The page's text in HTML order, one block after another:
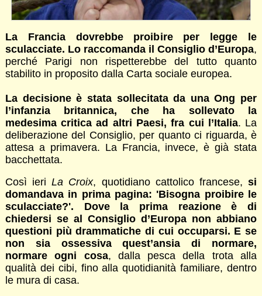
La Francia dovrebbe proibire per legge le
sculacciate. Lo raccomanda il Consiglio d’Europa,
perché Parigi non rispetterebbe del tutto quanto
stabilito in proposito dalla Carta sociale europea.
La decisione è stata sollecitata da una Ong per
l’infanzia britannica, che ha sollevato la
medesima critica ad altri Paesi, fra cui l’Italia. La
deliberazione del Consiglio, per quanto ci riguarda, è
attesa a primavera. La Francia, invece, è già stata
bacchettata.
Così ieriLa Croix, quotidiano cattolico francese,si
domandava in prima pagina: 'Bisogna proibire le
sculacciate?'. Dove la prima reazione è di
chiedersi se al Consiglio d’Europa non abbiano
questioni più drammatiche di cui occuparsi. E se
non sia ossessiva quest’ansia di normare,
normare ogni cosa, dalla pesca della trota alla
qualità dei cibi, fino alla quotidianità familiare, dentro
le mura di casa.